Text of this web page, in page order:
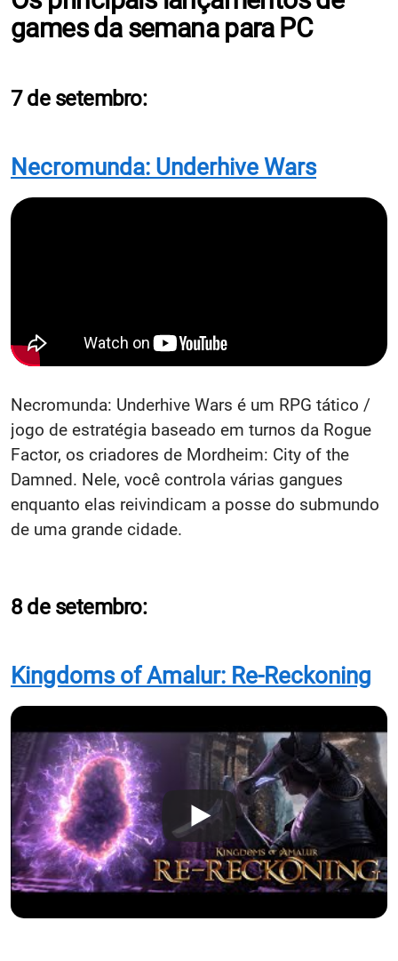
games da semana para PC
7 de setembro:
Necromunda: Underhive Wars
Necromunda: Underhive Wars é um RPG tático /
jogo de estratégia baseado em turnos da Rogue
Factor, os criadores de Mordheim: City of the
Damned. Nele, você controla várias gangues
enquanto elas reivindicam a posse do submundo
de uma grande cidade.
8 de setembro:
Kingdoms of Amalur: Re-Reckoning